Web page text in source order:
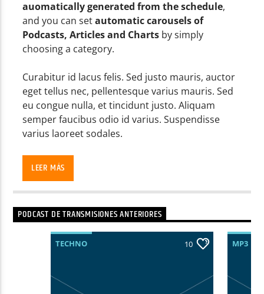
auomatically generated from the schedule,
and you can setautomatic carousels of
Podcasts, Articles and Charts by simply
choosing a category.
Curabitur id lacus felis. Sed justo mauris, auctor
eget tellus nec, pellentesque varius mauris. Sed
eu congue nulla, et tincidunt justo. Aliquam
semper faucibus odio id varius. Suspendisse
varius laoreet sodales.
adipiscing elit. Mauris imperdiet pretium nibh at
tristique commodo. Maecenas hendrerit dolor
sed lectus consectetur eleifend at ac lorem. Duis
nisl neque, molestie in suscipit quis, dapibus eu
massa. Nam ut sapien ultricies, porttitor erat a,
sagittis sapien. Vestibulum tempor tempus
tincidunt et eget nisi. Aliquam est mauris,
scelerisque ut purus ut, fermentum feugiat nisl.
LEER MÁS
PODCAST DE TRANSMISIONES ANTERIORES
TECHNO 10 MP3